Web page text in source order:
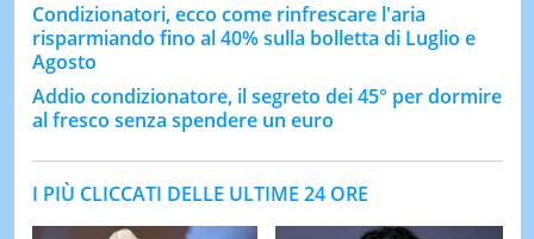
Condizionatori, ecco come rinfrescare l'aria
risparmiando fino al 40% sulla bolletta di Luglio e
Agosto
Addio condizionatore, il segreto dei 45° per dormire
al fresco senza spendere un euro
I PIÙ CLICCATI DELLE ULTIME 24 ORE